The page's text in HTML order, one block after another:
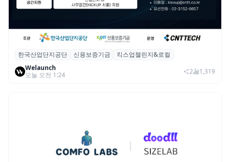
산단공·신보, 2026 ‘킥스업 챌린지&로컬’ 참
여 스타트업 모집
한국산업단지공단 신용보증기금
킥스업챌린지&로컬
Welaunch
오늘 오전 1:24
2 1,319